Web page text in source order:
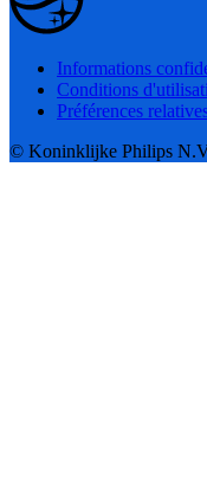
Informations
Conditions
Préférences
© Koninklijke Philips